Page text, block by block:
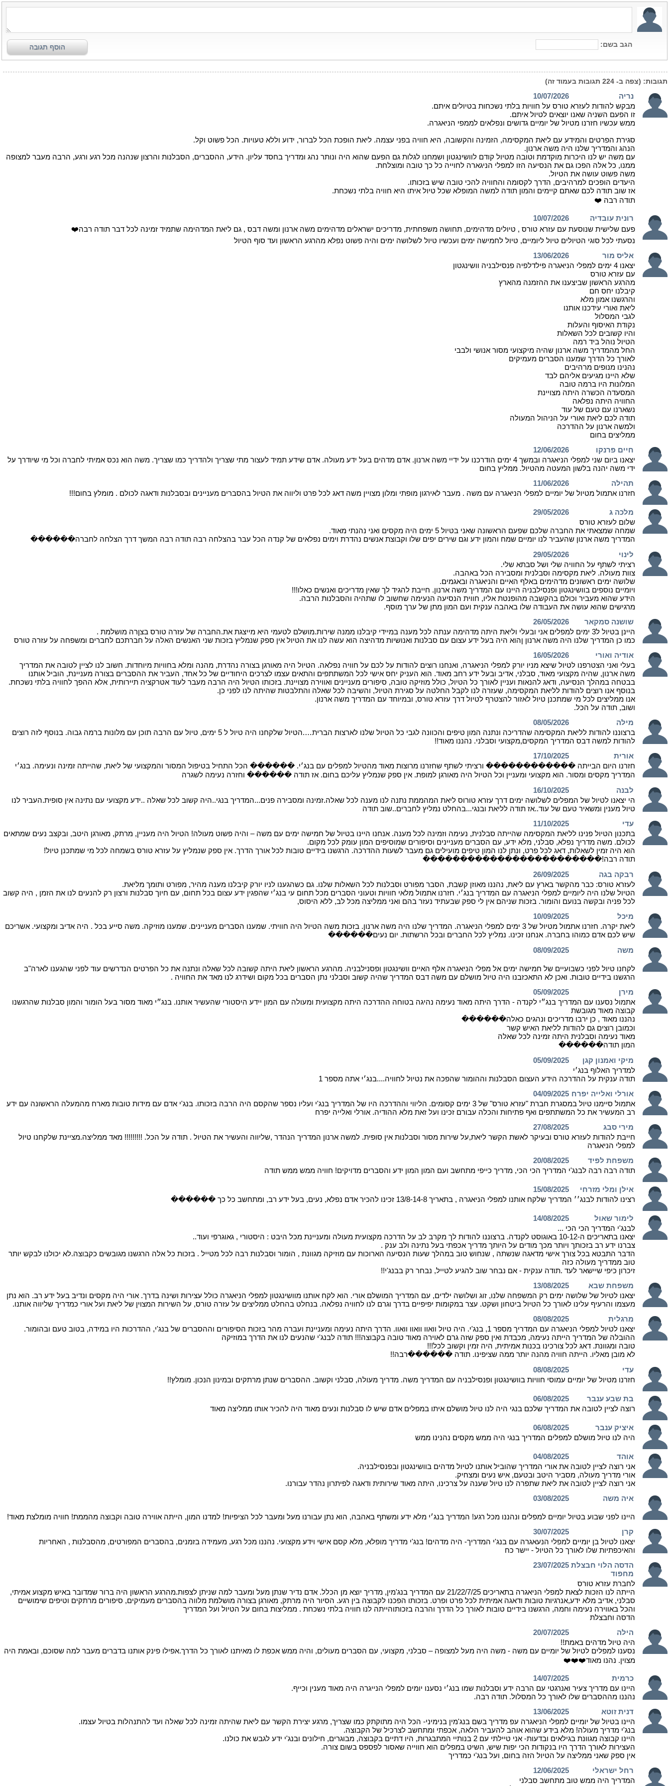
הגב בשם: הוסף תגובה
תגובות: (צפה ב- 224 תגובות בעמוד זה)
נריה
10/07/2026
מבקש להודות לעזרא טורס על חוויות בלתי נשכחות בטיולים איתם.
זו הפעם השניה שאנו יוצאים לטיול איתם.
ממש עכשיו חזרנו מטיול של יומיים גדושים ונפלאים לממפי הניאגרה.
סגירת הפרטים והמידע עם ליאת המקסימה, הזמינה והקשובה, היא חוויה בפני עצמה. ליאת הופכת הכל לברור, ידוע וללא טעויות. הכל פשוט וקל.
הנהג והמדריך שלנו היה משה ארנון.
עם משה יש לנו היכרות מוקדמת וטובה מטיול קודם לוושינגטון ושמחנו לגלות גם הפעם שהוא היה ונותר נהג ומדריך בחסד עליון. הידע, ההסברים, הסבלנות והרצון שנהנה מכל רגע ורגע, הרבה מעבר למצופה
ממנו, כל אלה הפכו גם את הנסיעה הזו למפלי הניגארה לחוייה כל כך טובה ומוצלחת.
משה פשוט עושה את הטיול.
היעדים הופכים למרהיבים, הדרך לקסומה והחוויה להכי טובה שיש בזכותו.
אז שוב תודה לכם שאתם קיימים והמון תודה למשה המופלא שכל טיול איתו היא חוויה בלתי נשכחת.
תודה רבה ❤️
רונית עובדיה
10/07/2026
פעם שלישית שנוסעת עם עזרא טורס , טיולים מדהימים, תחושה משפחתית, מדריכים ישראלים מדהימים משה ארנון ומשה דבס , גם ליאת המדהימה שתמיד זמינה לכל דבר תודה רבה❤️
נסעתי לכל סוגי הטיולים טיול ליומיים, טיול לחמישה ימים ועכשיו טיול לשלושה ימים והיה פשוט נפלא מהרגע הראשון ועד סוף הטיול
אליס מור
13/06/2026
יצאנו 4 ימים למפלי הניאגרה פילדלפיה פנסילבניה וושינגטון
עם עזרא טורס
מהרגע הראשון שביצענו את ההזמנה מהארץ
קיבלנו יחס חם
והרגשנו אמון מלא
ליאת ואורי עידכנו אותנו
לגבי המסלול
נקודת האיסוף והעלות
והיו קשובים לכל השאלות
הטיול נוהל ביד רמה
החל מהמדריך משה ארנון שהיה מיקצועי מסור אנושי ולבבי
לאורך כל הדרך שמענו הסברים מעמיקים
נהנינו מנופים מרהיבים
שלא היינו מגיעים אליהם לבד
המלונות היו ברמה טובה
המסעדה הכשרה היתה מצויינת
החוויה היתה נפלאה
נשארנו עם טעם של עוד
תודה לכם ליאת ואורי על הניהול המעולה
ולמשה ארנון על ההדרכה
ממליצים בחום
חיים פרנקו
12/06/2026
יצאנו ביום שני למפלי הניאגרה ובמשך 4 ימים הודרכנו על ידיי משה ארנון. אדם מדהים בעל ידע מעולה. אדם שידע תמיד לעצור מתי שצריך ולהדריך כמו שצריך. משה הוא נכס אמיתי לחברה וכל מי שיודרך על
ידי משה יהנה בלשון המעטה מהטיול. ממליץ בחום
תהילה
11/06/2026
חזרנו אתמול מטיול של יומיים למפלי הניאגרה עם משה . מעבר לאירגון מופתי ומלון מצויין משה דאג לכל פרט וליווה את הטיול בהסברים מעניינים ובסבלנות ודאגה לכולם . מומלץ בחום!!!
מלכה ג
29/05/2026
שלום לעזרא טורס
שמחה שמצאתי את החברה שלכם שפעם הראשונה שאני בטיול 5 ימים היה מקסים ואני נהנתי מאוד.
המדריך משה ארנון שהעביר לנו יומיים שמח והמון ידע וגם שירים יפים שלו וקבוצת אנשים נהדרת וימים נפלאים של קנדה הכל עבר בהצלחה רבה תודה רבה המשך דרך הצלחה לחברה������
לינוי
29/05/2026
רציתי לשתף על החוויה שלי ושל סבתא שלי.
צוות מעולה. ליאת מקסימה וסבלנית ומסבירה הכל באהבה.
שלושה ימים ראשונים מדהימים באלף האיים והניאגרה ובאגמים.
ויומיים נוספים בוושינגטון ופנסילבניה היינו עם המדריך משה ארנון. חייבת להגיד לך שאין מדריכים ואנשים כאלו!!!
הידע שהוא מעביר וכולם בהקשבה מהופנטת אליו, חווית הנסיעה הנעימה שחשוב לו שתהיה והסבלנות הרבה.
מרגישים שהוא עושה את העבודה שלו באהבה ענקית ועם המון מתן של ערך מוסף.
שושנה סמקאר
26/05/2026
היינן בטיול ל3 ימים למפלים אני ובעלי וליאת היתה מדהימה ענתה לכל מענה במיידי קיבלנו ממנה שירות.מושלם לטעמי היא מייצגת את.החברה של עזרה טורס בצןרה מושלמת .
כמו כן המדריך שלנו היה משה ארנון ןהוא היה בעל ידע עצום עם סבלנות ואנושיות מדהיצה הוא עשה לנו את הטיול אין ספק שנמליץ בזכות שני האנשים האלה על חברתכם לחברים ומשפחה על עזרה טורס
אודיה ואורי
16/05/2026
בעלי ואני הצטרפנו לטיול שיצא מניו יורק למפלי הניאגרה, ואנחנו רוצים להודות על לכם על חוויה נפלאה. הטיול היה מאורגן בצורה נהדרת, מהנה ומלא בחוויות מיוחדות. חשוב לנו לציין לטובה את המדריך
משה ארנון, שהיה מקצועי מאוד, סבלני, אדיב ובעל ידע רחב מאוד. הוא העניק יחס אישי לכל המשתתפים והתאים עצמו לצרכים היחודיים של כל אחד, העביר את ההסברים בצורה מעניינת, הוביל אותנו
בבטחה במהלך הנסיעה, ודאג להנאות ועניין לאורך כל הטיול, כולל מוזיקה טובה, סיפורים מעניינים ואווירה מצויינת. בזכותו הטיול היה הרבה מעבר לעוד אטרקציה תיירותית, אלא ההפך לחוויה בלתי נשכחת.
בנוסף אנו רוצים להודות לליאת המקסימה, שעזרה לנו לקבל החלטה על סגירת הטיול, והשיבה לכל שאלה והתלבטות שהיתה לנו לפני כן.
אנו ממליצים לכל מי שמתכנן טיול לאזור להצטרף לטיול דרך עזרא טורס, ובמיוחד עם המדריך משה ארנון.
ושוב, תודה על הכל.
מילה
08/05/2026
ברצוננו להודות לליאת המקסימה שהדריכה ונתנה המון טיפים והכוונה לגבי כל הטיול שלנו לארצות הברית….הטיול שלקחנו היה טיול ל 5 ימים, טיול עם הרבה תוכן עם מלונות ברמה גבוה. בנוסף לזה רוצים
להודות למשה דבס המדריך המקסים,מקצועי וסבלני. נהננו מאוד!!
אורית
17/10/2025
חזרנו היום הבייתה ������������ ורציתי לשתף שחזרנו מרוצות מאוד מהטיול למפלים עם בנג׳י. ������ הכל התחיל בטיפול המסור והמקצועי של ליאת, שהייתה זמינה ונעימה. בנג׳י
המדריך מקסים ומסור. הוא מקצועי ומעניין וכל הטיול היה מאורגן למופת. אין ספק שנמליץ עליכם בחום. אז תודה ������ וחזרה נעימה לשגרה
לבנה
16/10/2025
הי יצאנו לטיול של המפלים לשלושה ימים דרך עזרא טורוס ליאת המהממת נתנה לנו מענה לכל שאלה.זמינה ומסבירה פנים...המדריך בנגי..היה קשוב לכל שאלה ..ידע מקצועי עם נתינה אין סופית.העביר לנו
טיול מענין ומשאיר טעם של עוד..אז תודה לליאת ובנגי...בהחלט נמליץ לחברים..שוב תודה
עדי
11/10/2025
בתכנון הטיול פנינו לליאת המקסימה שהייתה סבלנית, נעימה וזמינה לכל מענה. אנחנו היינו בטיול של חמישה ימים עם משה – והיה פשוט מעולה! הטיול היה מעניין, מרתק, מאורגן היטב, ובקצב נעים שמתאים
לכולם. משה מדריך נפלא, סבלני, מלא ידע, עם הסברים מעניינים וסיפורים שמוסיפים המון עומק לכל מקום.
הוא היה זמין לשאלות, דאג לכל פרט, ונתן לנו המון טיפים מועילים גם מעבר לשעות ההדרכה. הרגשנו בידיים טובות לכל אורך הדרך. אין ספק שנמליץ על עזרא טורס בשמחה לכל מי שמתכנן טיול!
תודה רבה!������������������������
רבקה בגה
26/09/2025
לעזרא טורס: כבר מהקשר בארץ עם ליאת, נהננו מאוזן קשבת, הסבר מפורט וסבלנות לכל השאלות שלנו. גם כשהגענו לניו יורק קיבלנו מענה מהיר, מפורט ותומך מליאת.
הטיול שלנו היה ליומיים למפלי הניאגרה עם המדריך בנג׳י. חזרנו אתמול מלאי חוויות וטעוני הסברים מכל תחום עי בנג׳י שהפגין ידע עצום בכל תחום, עם חיוך סבלנות ורצון רק להנעים לנו את הזמן , היה קשוב
לכל פניה ובקשה בנועם והומור. בזכות שניהם אין לי ספק שבעתיד נעזר בהם ואני ממליצה מכל לב, ללא היסוס,
מיכל
10/09/2025
ליאת יקרה. חזרנו אתמול מטיול של 3 ימים למפלי הניאגרה. המדריך שלנו היה משה ארנון. בזכות משה הטיול היה חוויתי. שמענו הסברים מעניינים. שמענו מוזיקה. משה סייע בכל . היה אדיב ומקצועי. אשריכם
שיש לכם אדם כמוהו בחברה. אנחנו זכינו. נמליץ לכל החברים ובכל הרשתות. יום נעים������
משה
08/09/2025
לקחנו טיול לפני כשבועיים של חמישה ימים אל מפלי הניאגרה אלף האיים וושינגטון ופסנילבניה. מהרגע הראשון ליאת היתה קשובה לכל שאלה ונתנה את כל הפרטים הנדרשים עוד לפני שהגענו לארה"ב
הרגשנו בידיים טובות. ואכן לא התאכזבנו היה טיול מושלם עם משה דבס המדריך שהיה קשוב וסבלני נתן הסברים בכל מקום ושידרג לנו מאד את החוויה .
מירן
05/09/2025
אתמול נסענו עם המדריך בנג״י לקנדה - הדרך היתה מאוד נעימה נהיגה בטוחה ההדרכה היתה מקצועית ומעולה עם המון יידע היסטורי שהעשיר אותנו. בנג״י מאוד מסור בעל הומור והמון סבלנות שהרגשנו
קבוצה מאוד מגובשת
נהננו מאוד , כן ירבו מדריכים ונהגים כאלה������
וכמובן רוצים גם להודות לליאת האיש קשר
מאוד נעימה וסבלנית היתה זמינה לכל שאלה
המון תודה������
מיקי ואמנון קגן
05/09/2025
למדריך האלוף בנג׳י
תודה ענקית על ההדרכה הידע העצום הסבלנות וההומור שהפכה את נטיול לחוויה....בנג׳י אתה מספר 1
אורלי ואלייה יפרח 04/09/2025
אתמול סיימנו טיול במסגרת חברת "עזרא טורס" של 3 ימים קסומים. הליווי וההדרכה היו של המדריך בנג'י ועליו נספר שהקסם היה הרבה בזכותו. בנג'י אדם עם מידות טובות מארח מהמעלה הראשונה עם ידע
רב המעשיר את כל המשתתפים ואף פתיחות והכלה עבורם זכינו ועל זאת מלא ההודיה. אורלי ואלייה יפרח
מירי סבג
27/08/2025
חייבת להודות לעזרא טורס ובעיקר לאשת הקשר ליאת,על שירות מסור וסבלנות אין סופית. למשה ארנון המדריך הנהדר ,שליווה והעשיר את הטיול . תודה על הכל. !!!!!!!!! מאד ממליצה.מציינת שלקחנו טיול
למפלי הניאגרה
משפחת לפיד
20/08/2025
תודה רבה רבה לבנג'י המדריך הכי הכי, מדריך כייפי מתחשב ועם המון המון ידע והסברים מדויקים! חוויה ממש ממש תודה
אילן ומלי מזרחי
15/08/2025
רצינו להודות לבנג׳׳ המדריך שלקח אותנו למפלי הניאגרה , בתאריך 13/8-14-8 זכינו להכיר אדם נפלא, נעים, בעל ידע רב, ומתחשב כל כך ������
לימור שאול
14/08/2025
לבנג'י המדריך הכי הכי ...
יצאנו בתאריכים ה-10-12 באוגוסט לקנדה. ברצוננו להודות לך מקרב לב על הדרכה מקצועית מעולה ומעניינת מכל היבט : היסטורי , גאוגרפי ועוד..
צברנו ידע רב בזכותך ויותר מכך מודים על היותך מדריך אכפתי בעל נתינה ולב ענק .
הדבר התבטא בכל צורך אישי מדאגה שנשתה , שנחוש טוב במהלך שעות הנסיעה הארוכות עם מוזיקה מגוונת , הומור וסבלנות רבה לכל מטייל . בזכות כל אלה הרגשנו מגובשים כקבוצה.לא יכולנו לבקש יותר
טוב ממדריך מעולה כזה
זיכרון כיפי שיישאר לעד .תודה ענקית - אם נבחר שוב להגיע לטייל, נבחר רק בבנג'י!!
משפחת שבא
13/08/2025
יצאנו לטיול של שלושה ימים רק המשפחה שלנו, זוג ושלושה ילדים, עם המדריך המושלם אורי. הוא לקח אותנו מוושינגטון למפלי הניאגרה כולל עצירות ושינה בדרך. אורי היה מקסים ונדיב בעל ידע רב. הוא נתן
מעצמו והרעיף עלינו לאורך כל הטיול ביטחון ושקט. עצר במקומות יפיפיים בדרך וגרם לנו לחוויה נפלאה. בנחלט בהחלט ממליצים על עזרה טורס, על השירות המצוין של ליאת ועל אורי כמדריך שליווה אותנו.
מרגלית
08/08/2025
יצאנו לטיול למפלי הניאגרה עם המדריך מספר 1, בנג'י. היה טיול וואוו וואוו וואוו. הדרך היתה נעימה ומעניינת ועברה מהר בזכות הסיפורים וההסברים של בנג'י, ההדרכות היו במידה, בטוב טעם ובהומור.
ההובלה של המדריך הייתה נעימה, מכבדת ואין ספק שזה גרם לאוירה מאוד טובה בקבוצה!!! תודה לבנג'י שהנעים לנו את הדרך במוזיקה
טובה ומגוונת. דאג לכל צורכינו בכנות אמיתית, היה זמין וקשוב לכל!!!
לא מובן מאליו. הייתה חוויה מהנה יותר ממה שציפינו. תודה ������רבה!!
עדי
08/08/2025
חזרנו מטיול של יומיים עמוסי חוויות בוושינגטון ופנסילבניה עם המדריך משה. מדריך מעולה, סבלני וקשוב. ההסברים שנתן מרתקים ובמינון הנכון. מומלץ!!
בת שבע ענבר
06/08/2025
רוצה לציין לטובה את המדריך שלכם בנגי היה לנו טיול מושלם איתו במפלים אדם שיש לו סבלנות ונעים מאוד היה להכיר אותו ממליצה מאוד
איציק ענבר
06/08/2025
היה לנו טיול מושלם למפלים המדריך בנגי היה ממש מקסים נהנינו ממש
אוהד
04/08/2025
אני רוצה לציין לטובה את אורי המדריך שהוביל אותנו לטיול מדהים בוושינגטון ובפנסילבניה.
אורי מדריך מעולה, מסביר היטב ובטעם, איש נעים ומצחיק.
אני רוצה לציין לטובה את ליאת שתפרה לנו טיול שענה על צרכינו, היתה מאוד שירותית ודאגה לפיתרון נהדר עבורנו.
איה משה
03/08/2025
היינו לפני שבוע בטיול יומיים למפלים ונהננו מכל רגע! המדריך בנג׳י מלא ידע ומשתף באהבה, הוא נתן עבורנו מעל ומעבר לכל הציפיות! למדנו המון, הייתה אווירה טובה וקבוצה מהממת! חוויה מומלצת מאוד!
קרן
30/07/2025
יצאנו לטיול בן יומיים למפלי הנעאגרה עם בנג'י המדריך- היה מדהים! בנג'י מדריך מופלא, מלא קסם אישי וידע מקצועי. נהננו מכל רגע, מעמידה בזמנים, בהסברים המפורטים, מהסבלנות , האחריות
והאיכפתיות שלו לאורך כל הטיול - יישר כח
הדסה הלוי חבצלת
מחפוד
23/07/2025
לחברת עזרא טורס
הייתה לנו הזכות לצאת למפלי הניאגרה בתאריכים 21/22/7/25 עם המדריך בנג'מין, מדריך יוצא מן הכלל. אדם נדיר שנתן מעל ומעבר למה שניתן לצפות.מהרגע הראשון היה ברור שמדובר באיש מקצוע אמיתי,
סבלני, אדיב מלא ידע,אנרגיות טובות ודאגה אמיתית לכל פרט ופרט. בזכותו הפכנו לקבוצה בין רגע. הסיור היה מרתק, מאורגן בצורה מושלמת מלווה בהסברים מעמיקים, סיפורים מרתקים וטיפים שימושיים
והכל באווירה נעימה וחמה, הרגשנו בידיים טובות לאורך כל הדרך והרבה בזכותוהייתה לנו חוויה בלתי נשכחת . ממליצות בחום על הטיול ועל המדריך
הדסה וחבצלת
הילה
20/07/2025
היה טיול מדהים באמת!!
נסענו למפלים לטיול של יומיים עם משה - משה היה מעל למצופה – סבלני, מקצועי, עם הסברים מעולים, והיה ממש אכפת לו מאיתנו לאורך כל הדרך.אפילו פינק אותנו בדברים מעבר למה שסוכם, ובאמת היה
מצוין. נהנו מאוד❤️❤️❤️
כרמית
14/07/2025
היינו עם מדריך צעיר ואנרגטי עם הרבה ידע וסבלנות שמו בנג׳י נסענו יומים למפלי הנייגרה היה מאוד מענין וכייף.
נהננו מההסברים שלו לאורך כל המסלול. תודה רבה.
דנית זוטא
13/06/2025
היינו בטיול של יומיים למפלי הניאגרה עפ מדריך בשם בנג'מין בנימיני- הכל היה מתוקתק כמו שצריך, מרגע יצירת הקשר עם ליאת שהיתה זמינה לכל שאלה ועד להתנהלות בטיול עצמו.
בנג'י מדריך מעולה! מלא בידע שהוא אוהב להעביר הלאה, אכפתי ומתחשב לצרכיל של הקבוצה.
היינו קבוצה מגוונת בגילאים ובדעות- אני טיילתי עם 2 בנותיי המתבגרות, היו דתיים בקבוצה, מבוגרים, חילונים ובנג'י ידע לגבש את כולנו.
העצירות לאורך הדרך היו בנקודות הכי יפות שיש, השיט במפלים הוא חווייה שאסור לפספס בשום צורה.
אין ספק שאני ממליצה על הטיול הזה בחום, ועל בנג'י כמדריך
רחל ישראלי
12/06/2025
המדריך היה ממש טוב מתחשב סבלני